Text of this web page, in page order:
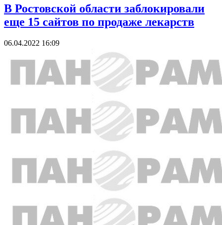
В Ростовской области заблокировали
еще 15 сайтов по продаже лекарств
06.04.2022 16:09